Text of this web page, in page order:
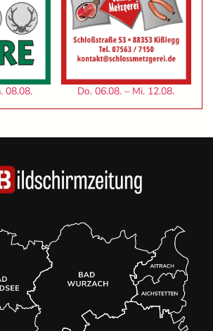
08.08. Do. 06.08. – Mi. 12.08.